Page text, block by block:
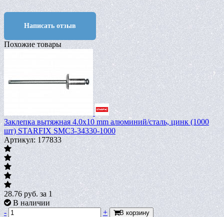
Написать отзыв
Похожие товары
Заклепка вытяжная 4.0х10 mm алюминий/сталь, цинк (1000
шт) STARFIX SMC3-34330-1000
Артикул: 177833
28.76руб.за 1
В наличии
-
+ В корзину